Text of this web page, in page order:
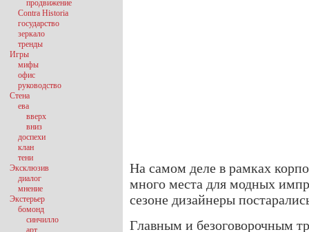
На самом деле в рамках
много места для модных
сезоне дизайнеры
Главным и безоговорочным
продвижение
Contra Historia
государство
зеркало
тренды
Игры
мифы
офис
руководство
Стена
ева
вверх
вниз
доспехи
клан
тени
Эксклюзив
диалог
мнение
Экстерьер
бомонд
синчилло
арт